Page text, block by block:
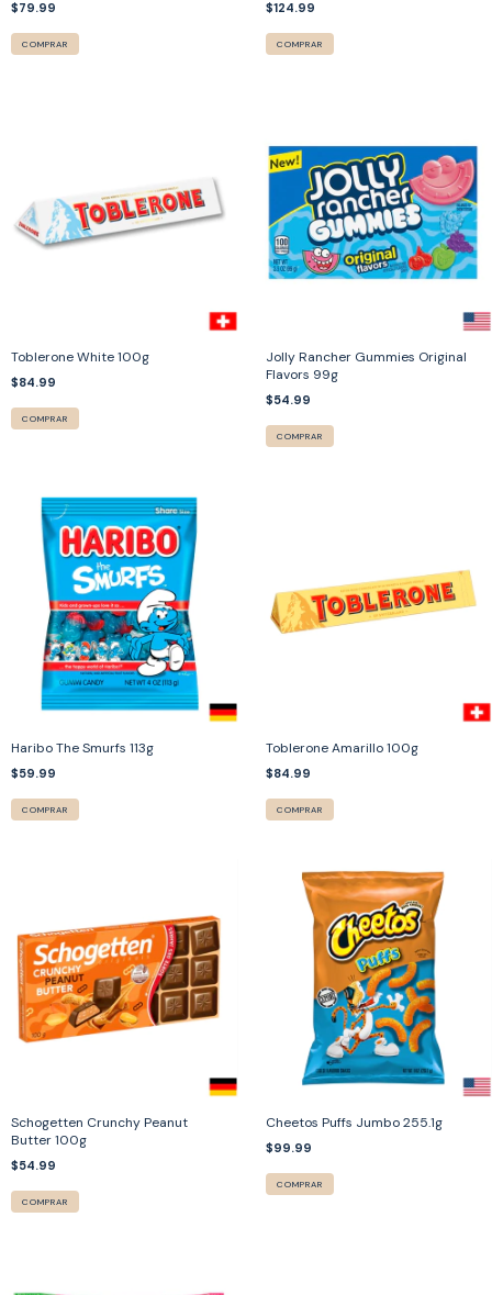
$79.99
COMPRAR
$124.99
COMPRAR
Toblerone White 100g
$84.99
COMPRAR
Jolly Rancher Gummies Original
Flavors 99g
$54.99
COMPRAR
Haribo The Smurfs 113g
$59.99
COMPRAR
Toblerone Amarillo 100g
$84.99
COMPRAR
Schogetten Crunchy Peanut
Butter 100g
$54.99
COMPRAR
Cheetos Puffs Jumbo 255.1g
$99.99
COMPRAR